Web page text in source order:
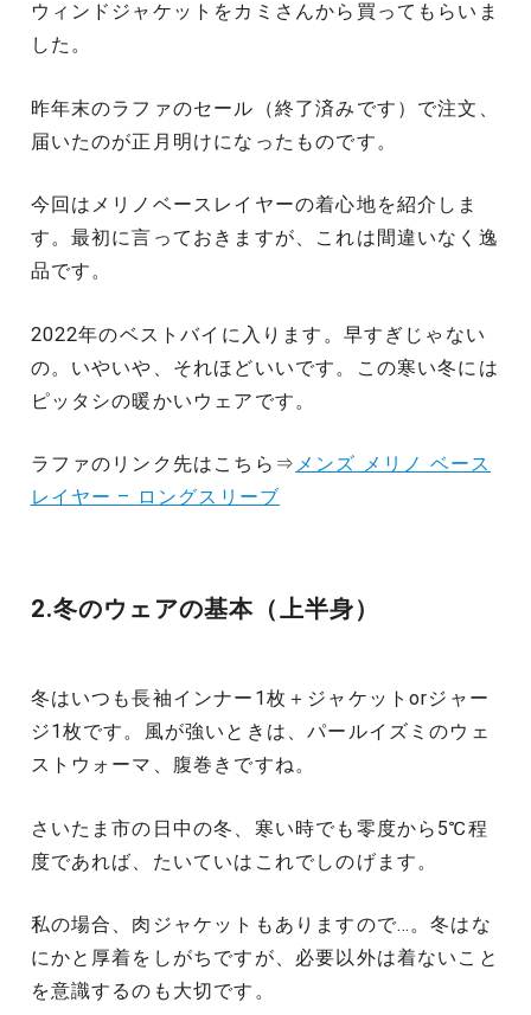
ウィンドジャケットをカミさんから買ってもらいま
した。
昨年末のラファのセール（終了済みです）で注文、
届いたのが正月明けになったものです。
今回はメリノベースレイヤーの着心地を紹介しま
す。最初に言っておきますが、これは間違いなく逸
品です。
2022年のベストバイに入ります。早すぎじゃない
の。いやいや、それほどいいです。この寒い冬には
ピッタシの暖かいウェアです。
ラファのリンク先はこちら⇒ メンズ メリノ ベース
レイヤー – ロングスリーブ
2.冬のウェアの基本（上半身）
冬はいつも長袖インナー1枚＋ジャケットorジャー
ジ1枚です。風が強いときは、パールイズミのウェ
ストウォーマ、腹巻きですね。
さいたま市の日中の冬、寒い時でも零度から5℃程
度であれば、たいていはこれでしのげます。
私の場合、肉ジャケットもありますので…。冬はな
にかと厚着をしがちですが、必要以外は着ないこと
を意識するのも大切です。